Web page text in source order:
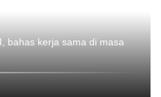
bahas kerja sama di masa